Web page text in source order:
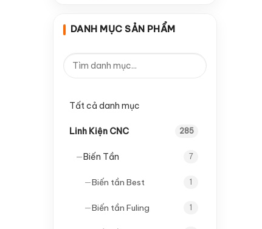
DANH MỤC SẢN PHẨM
Tất cả danh mục
Linh Kiện CNC 285
—Biến Tần 7
—Biến tần Best 1
—Biến tần Fuling 1